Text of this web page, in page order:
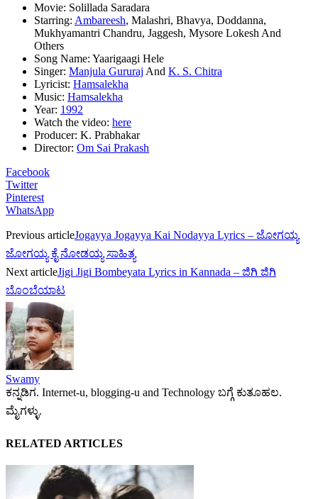
Movie: Solillada Saradara
Starring: Ambareesh, Malashri, Bhavya, Doddanna,
Mukhyamantri Chandru, Jaggesh, Mysore Lokesh And
Others
Song Name: Yaarigaagi Hele
Singer: Manjula Gururaj And K. S. Chitra
Lyricist: Hamsalekha
Music: Hamsalekha
Year: 1992
Watch the video: here
Producer: K. Prabhakar
Director: Om Sai Prakash
Facebook
Twitter
Pinterest
WhatsApp
Previous articleJogayya Jogayya Kai Nodayya Lyrics – ಜೋಗಯ್ಯ
ಜೋಗಯ್ಯ ಕೈ ನೋಡಯ್ಯ ಸಾಹಿತ್ಯ
Next articleJigi Jigi Bombeyata Lyrics in Kannada – ಜಿಗಿ ಜಿಗಿ
ಬೊಂಬೆಯಾಟ
Swamy
ಕನ್ನಡಿಗ. Internet-u, blogging-u and Technology ಬಗ್ಗೆ ಕುತೂಹಲ.
ಮೈಗಳ್ಳು.
RELATED ARTICLES